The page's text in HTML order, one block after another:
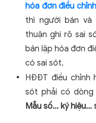
hóa đơn điều chỉnh
thì người bán và
thuận ghi rõ sai
bán lập hóa đơn
có sai sót.
HĐĐT điều chỉnh
sót phải có dòng
Mẫu số... ký hiệu...